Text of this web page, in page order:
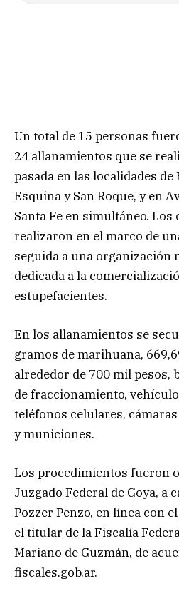
Un total de 15 personas
24 allanamientos que se
pasada en las localidades de
Esquina y San Roque, y en
Santa Fe en simultáneo. Los
realizaron en el marco de
seguida a una organización
dedicada a la
estupefacientes.
En los allanamientos se
gramos de marihuana,
alrededor de 700 mil pesos,
de fraccionamiento,
teléfonos celulares,
y municiones.
Los procedimientos fueron
Juzgado Federal de Goya, a
Pozzer Penzo, en línea con
el titular de la Fiscalía
Mariano de Guzmán, de
fiscales.gob.ar.